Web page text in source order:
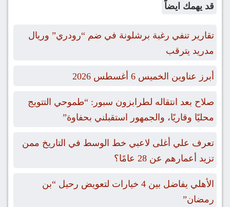
قد يهمك ايضاً
تقارير تنفي رغبة برشلونة في ضم “رودري” وريال
مدريد يترقب
أبرز عناوين الخميس 6 أغسطس 2026
صلاح بعد انتقاله لطرابزون سبور: “طموحي التتويج
محليًا وقاريًا، والجمهور استقبلني بحفاوة”
تعرف علي أغلى لاعبي خط الوسط في التاريخ ممن
تزيد أعمارهم عن 28 عامًا؟
الأهلي يفاضل بين 4 خيارات لتعويض رحيل “بن
رمضان”